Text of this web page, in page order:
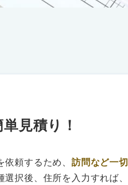
見積り！
頼するため、 訪問など一切
選択後、住所を入力すれば、